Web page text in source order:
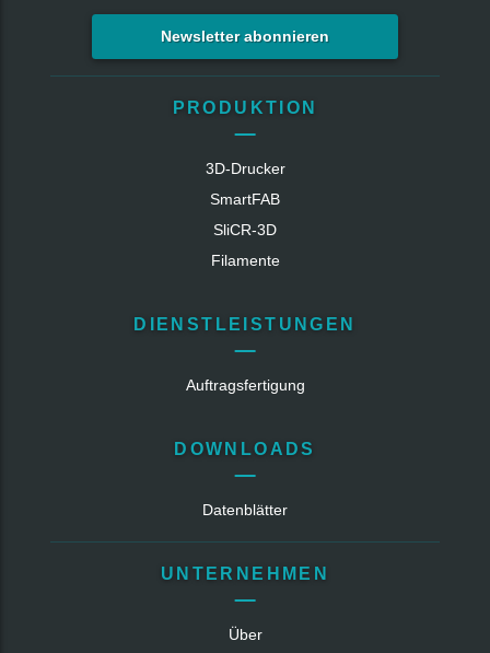
Newsletter abonnieren
PRODUKTION
3D-Drucker
SmartFAB
SliCR‑3D
Filamente
DIENSTLEISTUNGEN
Auftragsfertigung
DOWNLOADS
Datenblätter
UNTERNEHMEN
Über